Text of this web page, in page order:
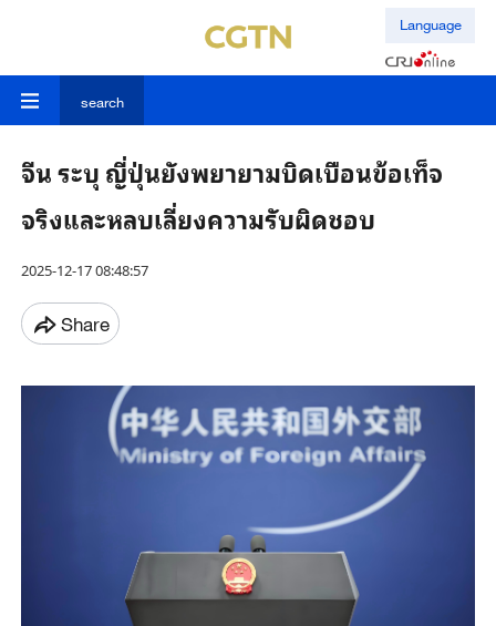
Language
search
จีน ระบุ ญี่ปุ่นยังพยายามบิดเบือนข้อเท็จ
จริงและหลบเลี่ยงความรับผิดชอบ
2025-12-17 08:48:57
Share